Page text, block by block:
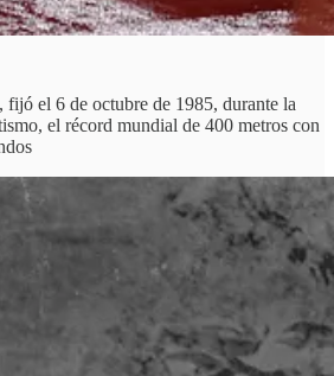
el 6 de octubre de 1985, durante la
el récord mundial de 400 metros con